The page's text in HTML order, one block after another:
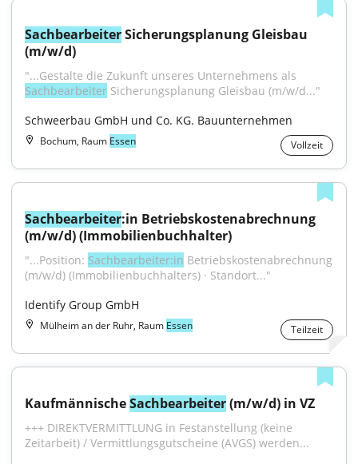
Sachbearbeiter Sicherungsplanung Gleisbau
(m/w/d)
Sachbearbeiter Sicherungsplanung Gleisbau (m/​w/​d..."
Schweerbau GmbH und Co. KG. Bauunternehmen
Bochum, Raum Essen Vollzeit
Sachbearbeiter:in Betriebskostenabrechnung
(m/w/d) (Immobilienbuchhalter)
"...Position: Sachbearbeiter:in Betriebskostenabrechnung
(m/w/d) (Immobilienbuchhalters) · Standort..."
Identify Group GmbH
Mülheim an der Ruhr, Raum Essen Teilzeit
Kaufmännische Sachbearbeiter (m/w/d) in VZ
+++ DIREKTVERMITTLUNG in Festanstellung (keine
Zeitarbeit) / Vermittlungsgutscheine (AVGS) werden...